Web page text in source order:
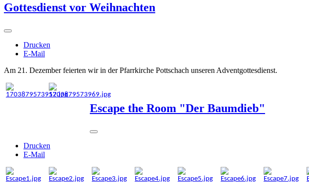
Gottesdienst vor Weihnachten
Drucken
E-Mail
Am 21. Dezember feierten wir in der Pfarrkirche Pottschach unseren Adventgottesdienst.
Escape the Room "Der Baumdieb"
Drucken
E-Mail